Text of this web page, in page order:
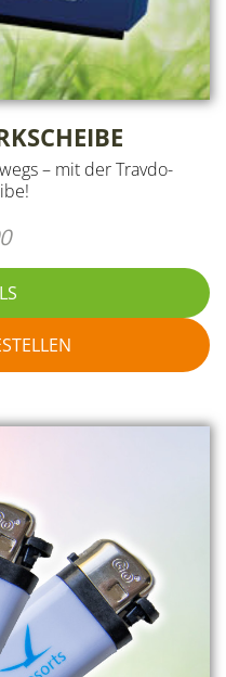
– mit der Travdo-